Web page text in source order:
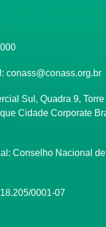
conass@conass.org.br
Sul, Quadra 9,
Cidade Corporate
Conselho Nacional
0001-07